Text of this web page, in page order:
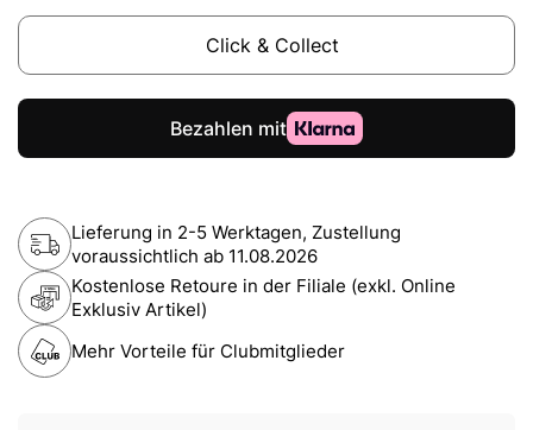
Click & Collect
Lieferung in 2-5 Werktagen, Zustellung
voraussichtlich ab 11.08.2026
Kostenlose Retoure in der Filiale (exkl. Online
Exklusiv Artikel)
Mehr Vorteile für Clubmitglieder